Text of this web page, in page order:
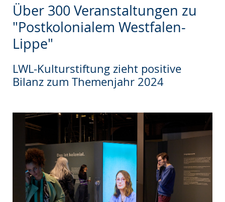
Über 300 Veranstaltungen zu
"Postkolonialem Westfalen-
Lippe"
LWL-Kulturstiftung zieht positive
Bilanz zum Themenjahr 2024
Sprache
wechseln.
Unterstützung.
in
Deutscher
Gebärdensprache
wird
angezeigt.